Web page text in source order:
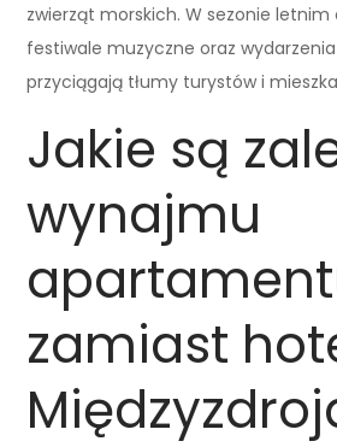
zwierząt morskich. W sezonie letnim
festiwale muzyczne oraz
przyciągają tłumy turystów i
Jakie są
wynajmu
zamiast